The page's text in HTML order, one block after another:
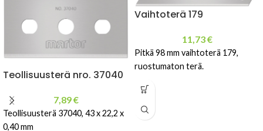
Teollisuusterä nro. 37040
7,89€
Teollisuusterä 37040, 43 x 22,2 x
0,40 mm
Vaihtoterä 179
11,73€
Pitkä 98 mm vaihtoterä 179,
ruostumaton terä.